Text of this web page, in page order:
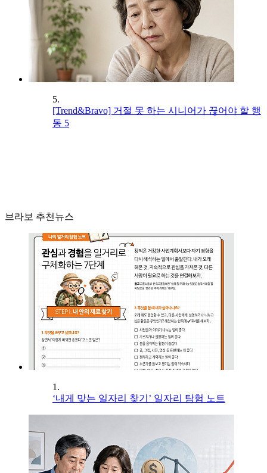
5.
[Trend&Bravo] 거절 못 하는 시니어가 끊어야 할 행
동 5
브라보 추천뉴스
1.
‘내게 맞는 일자리 찾기’ 일자리 탐험 노트